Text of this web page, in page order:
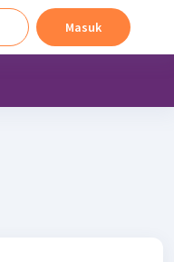
Masuk